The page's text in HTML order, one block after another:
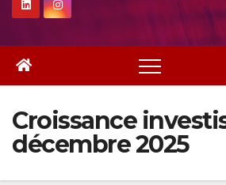
Croissance
décembre 2025